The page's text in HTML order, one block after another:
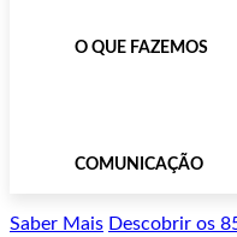
O QUE FAZEMOS
COMUNICAÇÃO
Saber Mais Descobrir os